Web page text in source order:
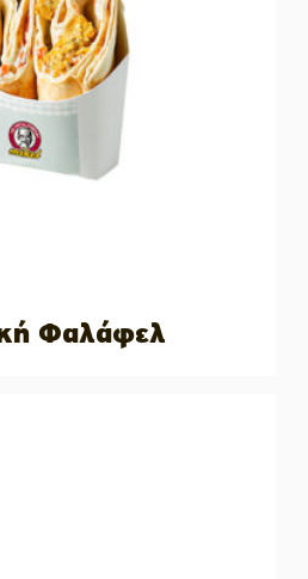
Φαλάφελ